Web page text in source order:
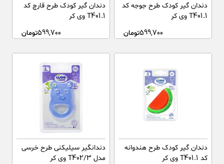
دندان گیر کودک طرح جوجه کد
T401.1 وی کر
599,700تومان
دندان گیر کودک طرح قارچ کد
T401.1 وی کر
599,700تومان
دندان گیر کودک طرح هندوانه
کد T401.1 وی کر
دندانگیر سیلیکنی طرح خرسی
مدل T402/3 وی کر